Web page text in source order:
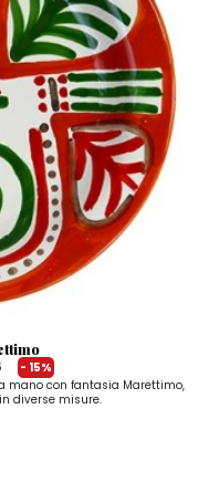
- 15%
mano con fantasia Marettimo,
diverse misure.